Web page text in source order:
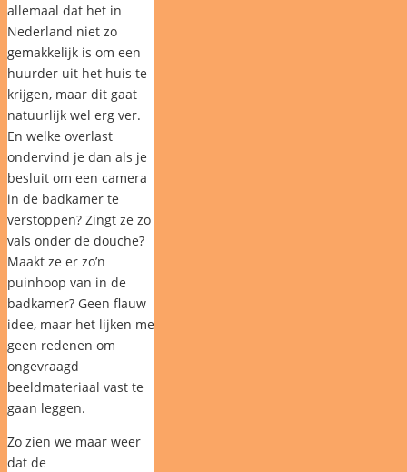
allemaal dat het in
Nederland niet zo
gemakkelijk is om een
huurder uit het huis te
krijgen, maar dit gaat
natuurlijk wel erg ver.
En welke overlast
ondervind je dan als je
besluit om een camera
in de badkamer te
verstoppen? Zingt ze zo
vals onder de douche?
Maakt ze er zo’n
puinhoop van in de
badkamer? Geen flauw
idee, maar het lijken me
geen redenen om
ongevraagd
beeldmateriaal vast te
gaan leggen.
Zo zien we maar weer
dat de